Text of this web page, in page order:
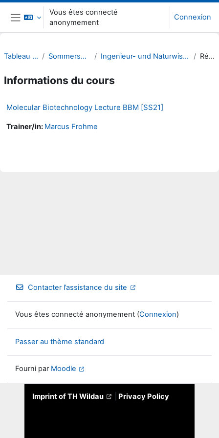
Passer au contenu principal
Panneau latéral
Vous êtes connecté
anonymement
Connexion
Tableau de bord Sommersemester 21 Ingenieur- und Naturwissenschaften (INW) Résumé
Informations du cours
Molecular Biotechnology Lecture BBM [SS21]
Trainer/in: Marcus Frohme
Contacter l’assistance du site
Vous êtes connecté anonymement (Connexion)
Passer au thème standard
Fourni par Moodle
Imprint of TH Wildau Privacy Policy